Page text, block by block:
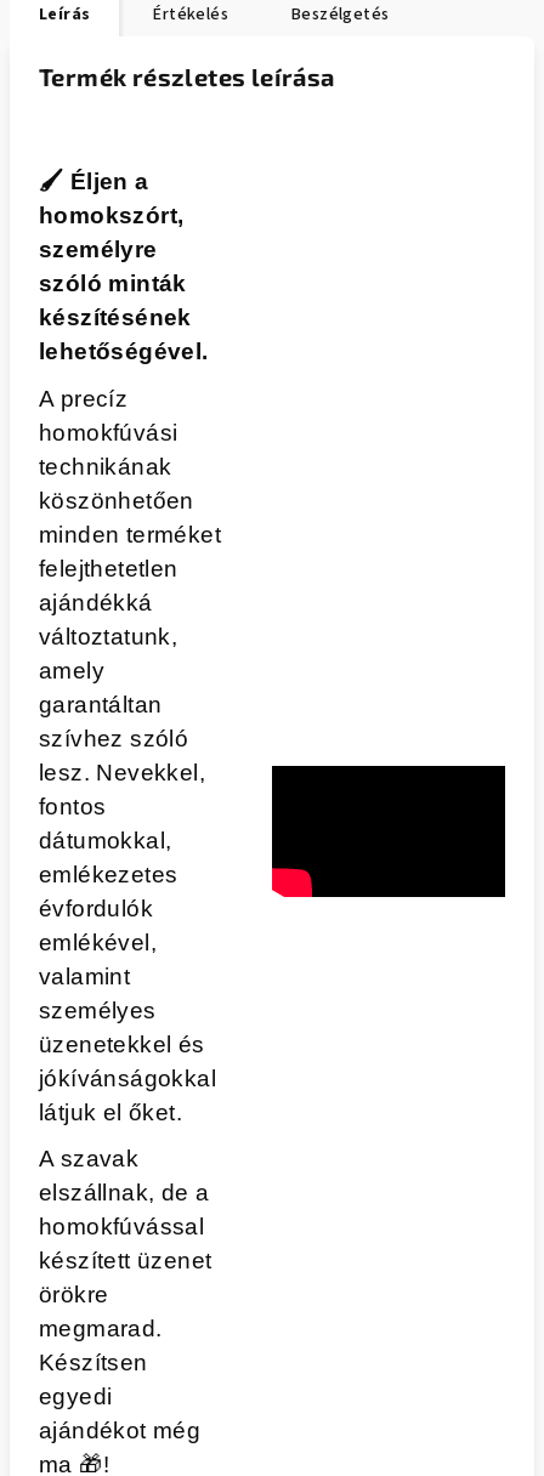
Leírás Értékelés Beszélgetés
Termék részletes leírása
🖌️ Éljen a
homokszórt,
személyre
szóló minták
készítésének
lehetőségével.
A precíz
homokfúvási
technikának
köszönhetően
minden terméket
felejthetetlen
ajándékká
változtatunk,
amely
garantáltan
szívhez szóló
lesz. Nevekkel,
fontos
dátumokkal,
emlékezetes
évfordulók
emlékével,
valamint
személyes
üzenetekkel és
jókívánságokkal
látjuk el őket.
A szavak
elszállnak, de a
homokfúvással
készített üzenet
örökre
megmarad.
Készítsen
egyedi
ajándékot még
ma 🎁!